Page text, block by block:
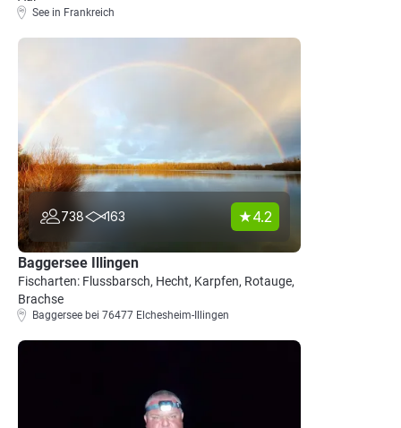
See in Frankreich
738 163 4.2
Baggersee Illingen
Fischarten: Flussbarsch, Hecht, Karpfen, Rotauge,
Brachse
Baggersee bei 76477 Elchesheim-Illingen